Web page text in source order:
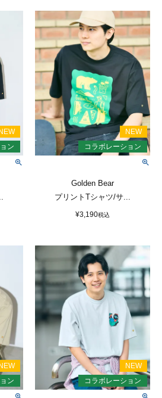
Golden Bear
プリントTシャツ/サ...
¥3,190税込